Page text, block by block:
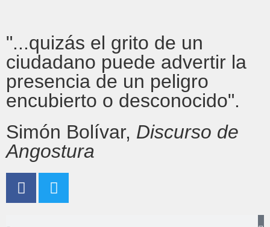
"...quizás el grito de un
ciudadano puede advertir la
presencia de un peligro
encubierto o desconocido".
Simón Bolívar, Discurso de
Angostura